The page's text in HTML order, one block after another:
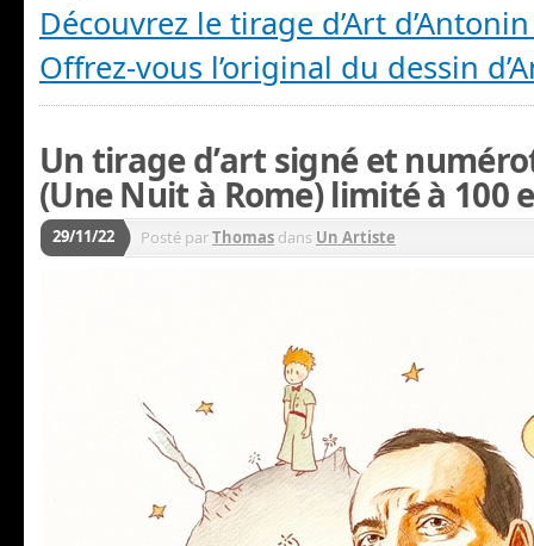
Découvrez le tirage d’Art
Offrez-vous l’original du dessin
Un tirage d’art signé et
(Une Nuit à Rome) limité à 100
29/11/22 Posté parThomas dans Un Artiste